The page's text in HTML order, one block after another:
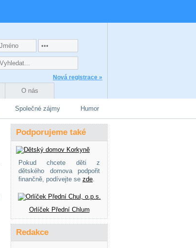
Nová registrace »
O nás
Společné zájmy Humor
Podporujeme také
Pokud chcete děti z
dětského domova podpořit
finančně, podívejte se zde.
Orlíček Přední Chlum
Redakce